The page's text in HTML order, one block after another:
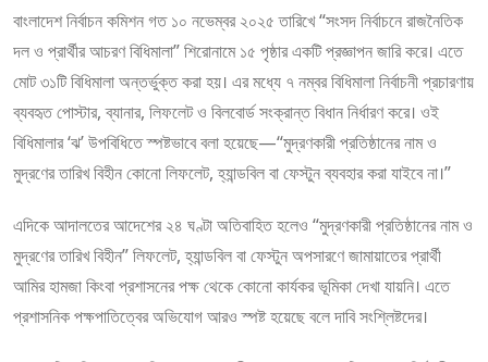
বাংলাদেশ নির্বাচন কমিশন গত ১০ নভেম্বর ২০২৫ তারিখে “সংসদ নির্বাচনে রাজনৈতিক
দল ও প্রার্থীর আচরণ বিধিমালা” শিরোনামে ১৫ পৃষ্ঠার একটি প্রজ্ঞাপন জারি করে। এতে
মোট ৩১টি বিধিমালা অন্তর্ভুক্ত করা হয়। এর মধ্যে ৭ নম্বর বিধিমালা নির্বাচনী প্রচারণায়
ব্যবহৃত পোস্টার, ব্যানার, লিফলেট ও বিলবোর্ড সংক্রান্ত বিধান নির্ধারণ করে। ওই
বিধিমালার ‘ঝ’ উপবিধিতে স্পষ্টভাবে বলা হয়েছে—“মুদ্রণকারী প্রতিষ্ঠানের নাম ও
মুদ্রণের তারিখ বিহীন কোনো লিফলেট, হ্যান্ডবিল বা ফেস্টুন ব্যবহার করা যাইবে না।”
এদিকে আদালতের আদেশের ২৪ ঘণ্টা অতিবাহিত হলেও “মুদ্রণকারী প্রতিষ্ঠানের নাম ও
মুদ্রণের তারিখ বিহীন” লিফলেট, হ্যান্ডবিল বা ফেস্টুন অপসারণে জামায়াতের প্রার্থী
আমির হামজা কিংবা প্রশাসনের পক্ষ থেকে কোনো কার্যকর ভূমিকা দেখা যায়নি। এতে
প্রশাসনিক পক্ষপাতিত্বের অভিযোগ আরও স্পষ্ট হয়েছে বলে দাবি সংশ্লিষ্টদের।